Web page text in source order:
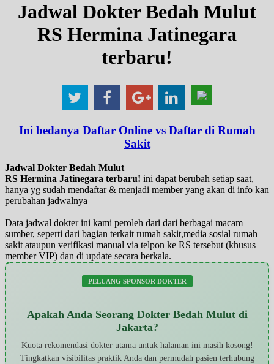
Jadwal Dokter Bedah Mulut
RS Hermina Jatinegara
terbaru!
Ini bedanya Daftar Online vs Daftar di Rumah
Sakit
Jadwal Dokter Bedah Mulut
RS Hermina Jatinegara terbaru! ini dapat berubah setiap saat,
hanya yg sudah mendaftar & menjadi member yang akan di info kan
perubahan jadwalnya
Data jadwal dokter ini kami peroleh dari dari berbagai macam
sumber, seperti dari bagian terkait rumah sakit,media sosial rumah
sakit ataupun verifikasi manual via telpon ke RS tersebut (khusus
member VIP) dan di update secara berkala.
PELUANG SPONSOR DOKTER
Apakah Anda Seorang Dokter Bedah Mulut di
Jakarta?
Kuota rekomendasi dokter utama untuk halaman ini masih kosong!
Tingkatkan visibilitas praktik Anda dan permudah pasien terhubung